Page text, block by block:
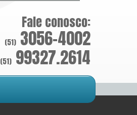
Fale conosco:
(51) 3056-4002
(51) 99327.2614